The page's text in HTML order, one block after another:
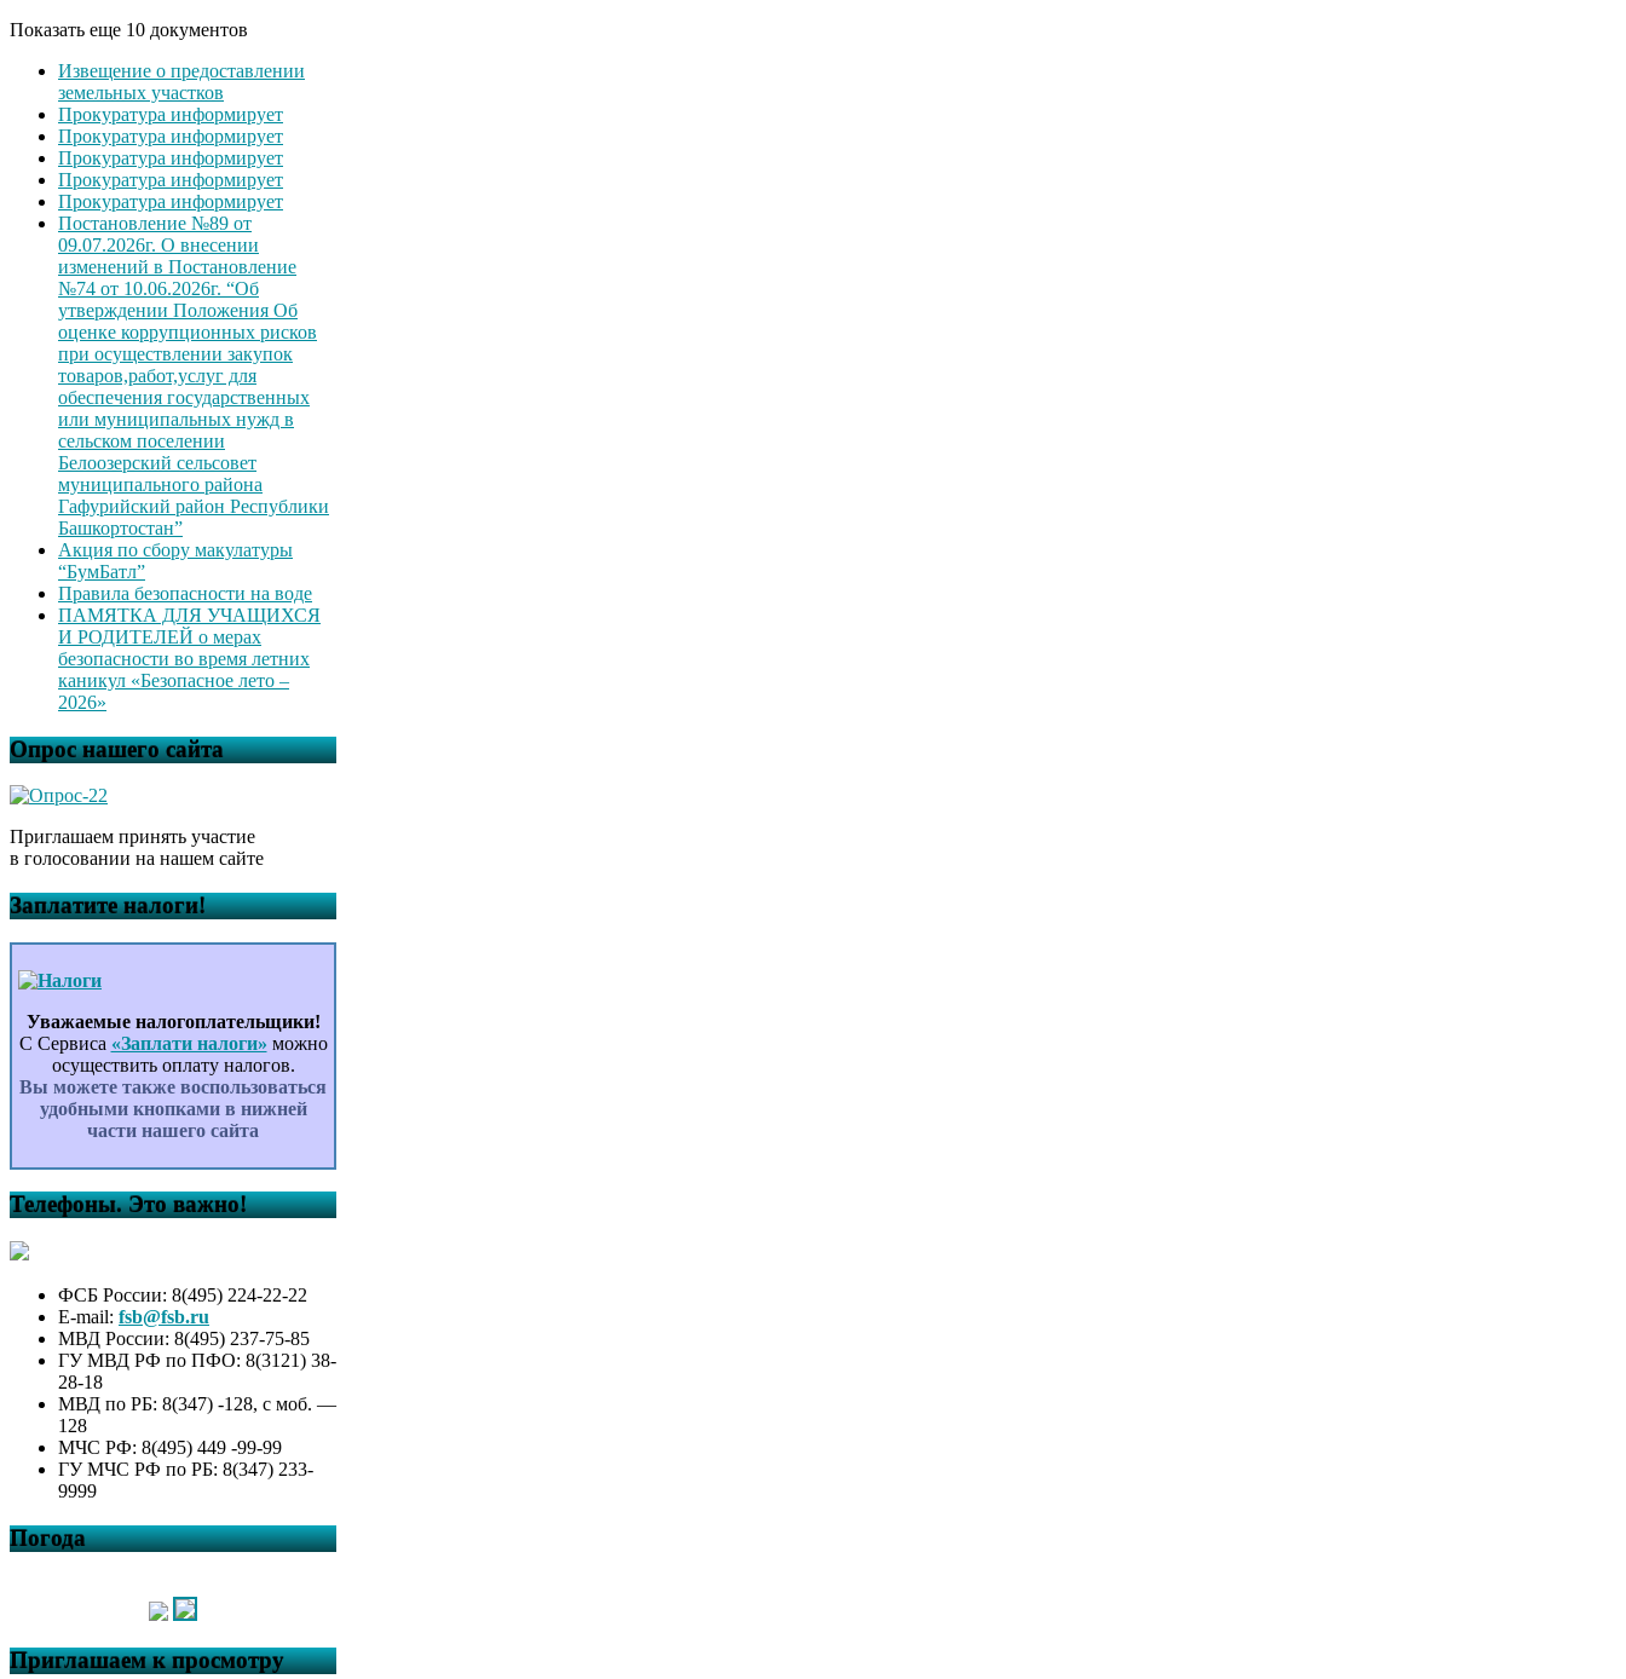
Показать еще 10 документов
Извещение о предоставлении
земельных участков
Прокуратура информирует
Прокуратура информирует
Прокуратура информирует
Прокуратура информирует
Прокуратура информирует
Постановление №89 от
09.07.2026г. О внесении
изменений в Постановление
№74 от 10.06.2026г. “Об
утверждении Положения Об
оценке коррупционных рисков
при осуществлении закупок
товаров,работ,услуг для
обеспечения государственных
или муниципальных нужд в
сельском поселении
Белоозерский сельсовет
муниципального района
Гафурийский район Республики
Башкортостан”
Акция по сбору макулатуры
“БумБатл”
Правила безопасности на воде
ПАМЯТКА ДЛЯ УЧАЩИХСЯ
И РОДИТЕЛЕЙ о мерах
безопасности во время летних
каникул «Безопасное лето –
2026»
Опрос нашего сайта
Приглашаем принять участие
в голосовании на нашем сайте
Заплатите налоги!
Уважаемые налогоплательщики!
С Сервиса «Заплати налоги» можно
осуществить оплату налогов.
Вы можете также воспользоваться
удобными кнопками в нижней
части нашего сайта
Телефоны. Это важно!
ФСБ России: 8(495) 224-22-22
E-mail: fsb@fsb.ru
МВД России: 8(495) 237-75-85
ГУ МВД РФ по ПФО: 8(3121) 38-
28-18
МВД по РБ: 8(347) -128, с моб. —
128
МЧС РФ: 8(495) 449 -99-99
ГУ МЧС РФ по РБ: 8(347) 233-
9999
Погода
Приглашаем к просмотру